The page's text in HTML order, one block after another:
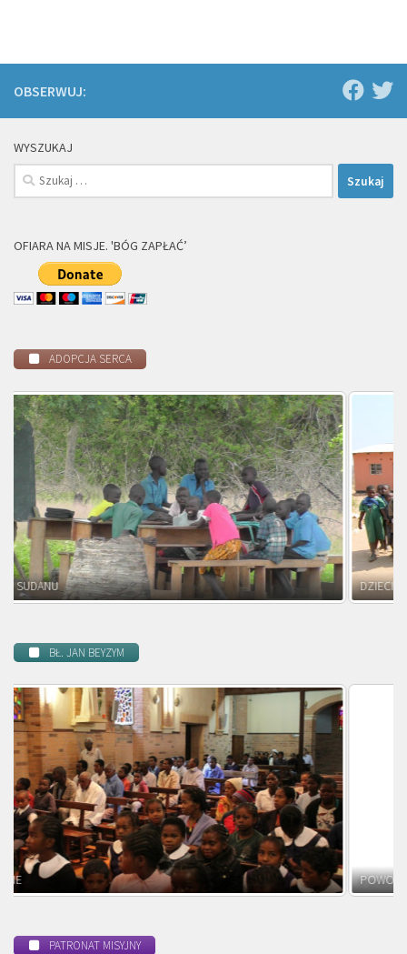
OBSERWUJ:
WYSZUKAJ
Szukaj:
OFIARA NA MISJE. 'BÓG ZAPŁAĆ’
ADOPCJA SERCA
DZIECI ZAMBII
BŁ. JAN BEYZYM
POWOŁANIE MISYJNE
PATRONAT MISYJNY